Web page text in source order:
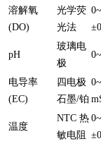
溶解氧
(DO)
光学荧
光法
pH
玻璃电
极
电导率
(EC)
四电极
石墨/铂
温度
NTC 热
敏电阻